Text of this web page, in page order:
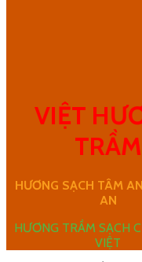
VIỆT
TRẦM
HƯƠNG SẠCH TÂM
AN
HƯƠNG TRẦM SẠCH
VIỆT